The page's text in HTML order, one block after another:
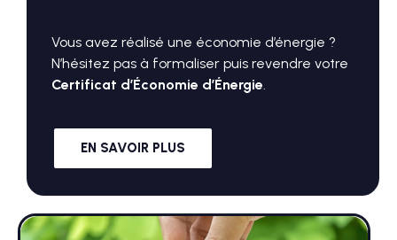
Vous avez réalisé une économie d’énergie ?
N’hésitez pas à formaliser puis revendre votre
Certificat d’Économie d’Énergie
EN SAVOIR PLUS